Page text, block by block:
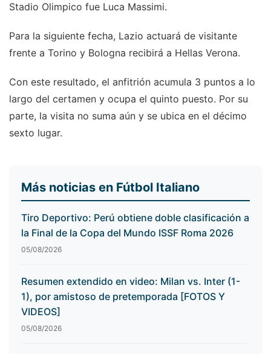
Stadio Olimpico fue Luca Massimi.
Para la siguiente fecha, Lazio actuará de visitante
frente a Torino y Bologna recibirá a Hellas Verona.
Con este resultado, el anfitrión acumula 3 puntos a lo
largo del certamen y ocupa el quinto puesto. Por su
parte, la visita no suma aún y se ubica en el décimo
sexto lugar.
Más noticias en Fútbol Italiano
Tiro Deportivo: Perú obtiene doble clasificación a
la Final de la Copa del Mundo ISSF Roma 2026
05/08/2026
Resumen extendido en video: Milan vs. Inter (1-
1), por amistoso de pretemporada [FOTOS Y
VIDEOS]
05/08/2026